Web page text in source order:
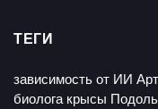
ТЕГИ
зависимость от ИИ
биолога крысы